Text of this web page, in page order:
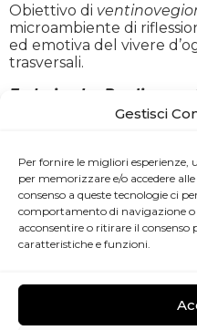
Gestisci
Per fornire le migliori
per memorizzare e/o accedere
consenso a queste tecnologie ci
comportamento di navigazione o
acconsentire o ritirare il
caratteristiche e funzioni.
Obiettivo di
microambiente di
ed emotiva del vivere
trasversali.
Federica La Paglia
,
Giuseppe Ungaretti,
dicembre 1915. Il poeta,
Guerra Mondiale,
commilitone, durante
esprime la sua